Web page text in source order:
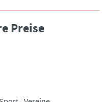
Preise